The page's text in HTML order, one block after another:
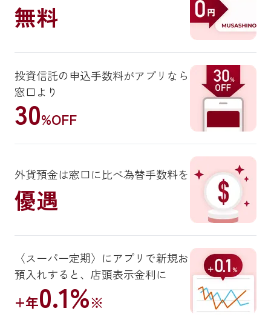
無料
投資信託の申込手数料がアプリなら
窓口より
30%OFF
外貨預金は窓口に比べ為替手数料を
優遇
〈スーパー定期〉にアプリで新規お
預入れすると、店頭表示金利に
+年0.1%※